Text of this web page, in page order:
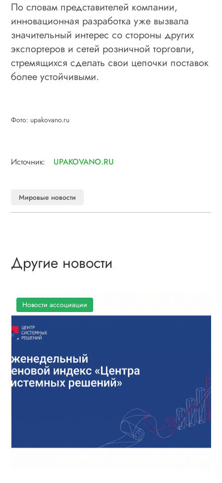
По словам представителей компании,
инновационная разработка уже вызвала
значительный интерес со стороны других
экспортеров и сетей розничной торговли,
стремящихся сделать свои цепочки поставок
более устойчивыми.
Фото: upakovano.ru
Источник: UPAKOVANO.RU
Мировые новости
Другие новости
Новости ассоциации